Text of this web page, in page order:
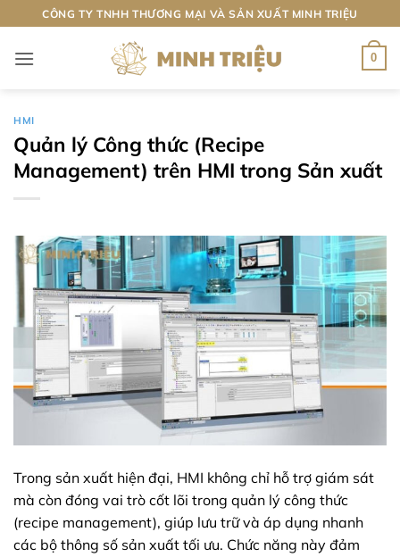
qua
nội
CÔNG TY TNHH THƯƠNG MẠI VÀ SẢN XUẤT MINH TRIỆU
0
HMI
Quản lý Công thức (Recipe
Management) trên HMI trong Sản xuất
Trong sản xuất hiện đại, HMI không chỉ hỗ trợ giám sát
mà còn đóng vai trò cốt lõi trong quản lý công thức
(recipe management), giúp lưu trữ và áp dụng nhanh
các bộ thông số sản xuất tối ưu. Chức năng này đảm